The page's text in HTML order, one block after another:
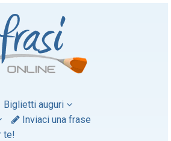
Biglietti auguri
Inviaci una frase
te!